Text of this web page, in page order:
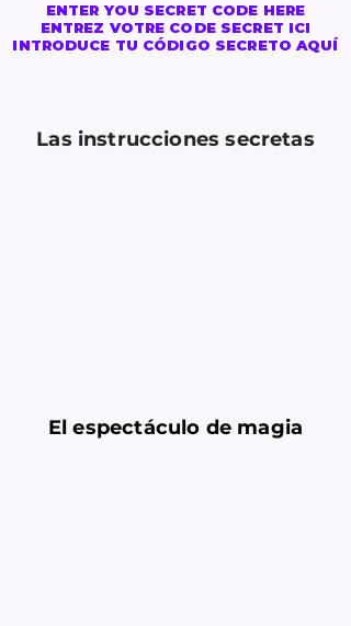
ENTER YOU SECRET CODE HERE
ENTREZ VOTRE CODE SECRET ICI
INTRODUCE TU CÓDIGO SECRETO AQUÍ
Las instrucciones secretas
El espectáculo de magia